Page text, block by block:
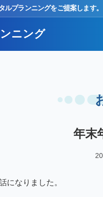
プランニングをご提案します。
ニング
年末
になりました。